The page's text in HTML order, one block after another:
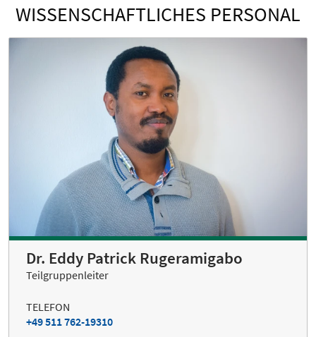
WISSENSCHAFTLICHES PERSONAL
Dr. Eddy Patrick Rugeramigabo
Teilgruppenleiter
TELEFON
+49 511 762-19310